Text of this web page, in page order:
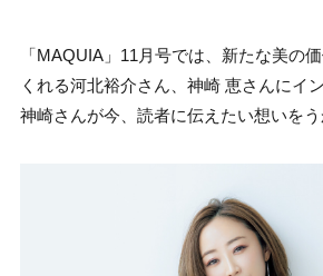
「MAQUIA」11月号では、新たな美の
くれる河北裕介さん、神崎 恵さんにイ
神崎さんが今、読者に伝えたい想いをう